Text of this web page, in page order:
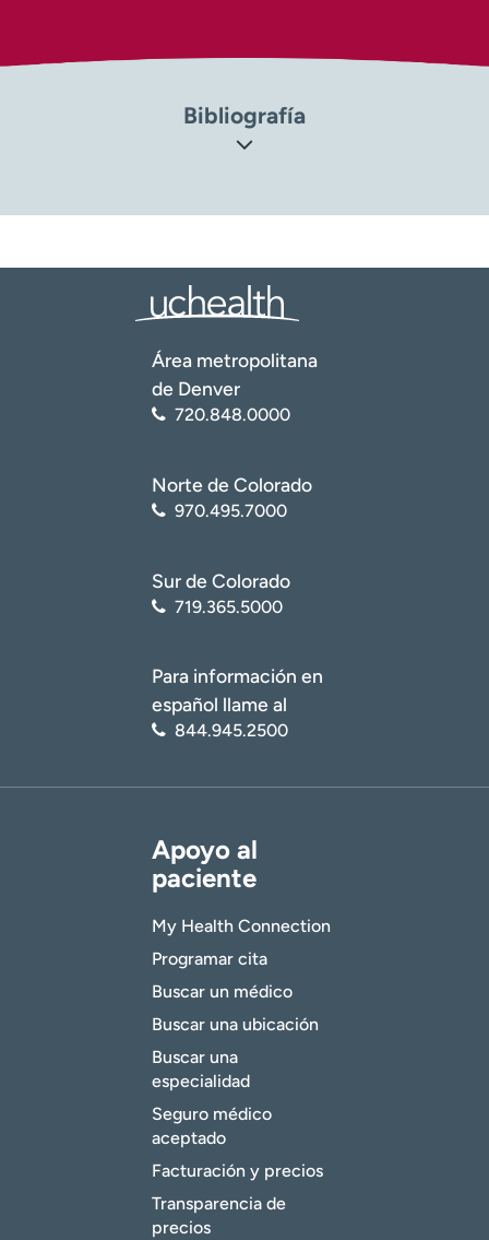
Bibliografía
Centro para el Control y la Prevención de Enfermedades
(CDC). Migraña aguda (https://www.cdc.gov/acute-
Academia Americana de Oftalmología. ¿Qué es la
https://www.aao.org/eye-
health/diseases/what-is-migraine )
Área metropolitana
de Denver
720.848.0000
Norte de Colorado
970.495.7000
Sur de Colorado
719.365.5000
Para información en
español llame al
844.945.2500
Apoyo al
paciente
My Health Connection
Programar cita
Buscar un médico
Buscar una ubicación
Buscar una
especialidad
Seguro médico
aceptado
Facturación y precios
Transparencia de
precios